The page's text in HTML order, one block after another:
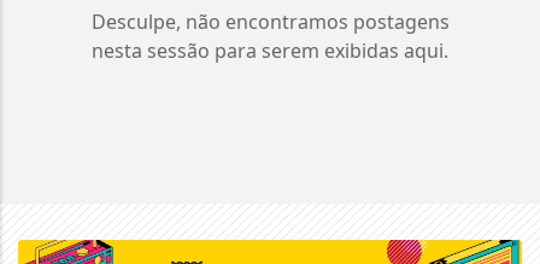
Desculpe, não encontramos postagens
nesta sessão para serem exibidas aqui.